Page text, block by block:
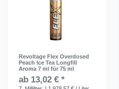
Revoltage Flex Overdosed
Peach Ice Tea Longfill
Aroma 7 ml für 75 ml
ab 13,02 € *